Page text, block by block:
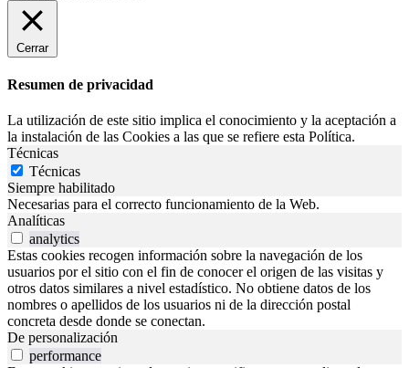
Cerrar
Resumen de privacidad
La utilización de este sitio implica el conocimiento y la aceptación a
la instalación de las Cookies a las que se refiere esta Política.
Técnicas
Técnicas
Siempre habilitado
Necesarias para el correcto funcionamiento de la Web.
Analíticas
analytics
Estas cookies recogen información sobre la navegación de los
usuarios por el sitio con el fin de conocer el origen de las visitas y
otros datos similares a nivel estadístico. No obtiene datos de los
nombres o apellidos de los usuarios ni de la dirección postal
concreta desde donde se conectan.
De personalización
performance